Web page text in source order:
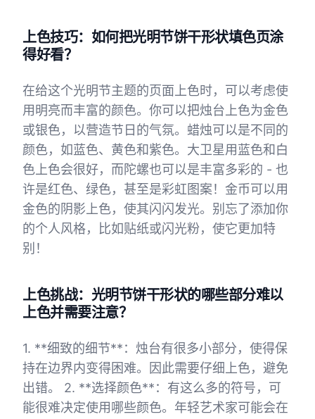
上色技巧：如何把光明节饼干形状填色页涂
得好看？
在给这个光明节主题的页面上色时，可以考虑使
用明亮而丰富的颜色。你可以把烛台上色为金色
或银色，以营造节日的气氛。蜡烛可以是不同的
颜色，如蓝色、黄色和紫色。大卫星用蓝色和白
色上色会很好，而陀螺也可以是丰富多彩的 - 也
许是红色、绿色，甚至是彩虹图案！金币可以用
金色的阴影上色，使其闪闪发光。别忘了添加你
的个人风格，比如贴纸或闪光粉，使它更加特
别！
上色挑战：光明节饼干形状的哪些部分难以
上色并需要注意？
1. **细致的细节**：烛台有很多小部分，使得保
持在边界内变得困难。因此需要仔细上色，避免
出错。 2. **选择颜色**：有这么多的符号，可
能很难决定使用哪些颜色。年轻艺术家可能会在